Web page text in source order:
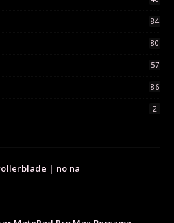
84
80
57
86
2
| no na